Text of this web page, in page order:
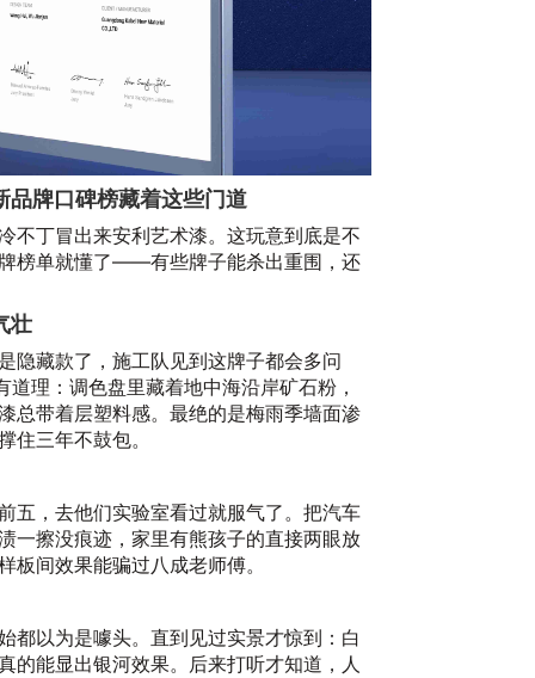
品牌口碑榜藏着这些门道
不丁冒出来安利艺术漆。这玩意到底是不
榜单就懂了——有些牌子能杀出重围，还
壮
隐藏款了，施工队见到这牌子都会多问
理：调色盘里藏着地中海沿岸矿石粉，
总带着层塑料感。最绝的是梅雨季墙面渗
住三年不鼓包。
五，去他们实验室看过就服气了。把汽车
一擦没痕迹，家里有熊孩子的直接两眼放
板间效果能骗过八成老师傅。
都以为是噱头。直到见过实景才惊到：白
的能显出银河效果。后来打听才知道，人